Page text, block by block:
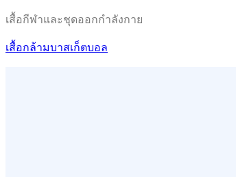
เสื้อกีฬาและชุดออกกำลังกาย
เสื้อกล้ามบาสเก็ตบอล